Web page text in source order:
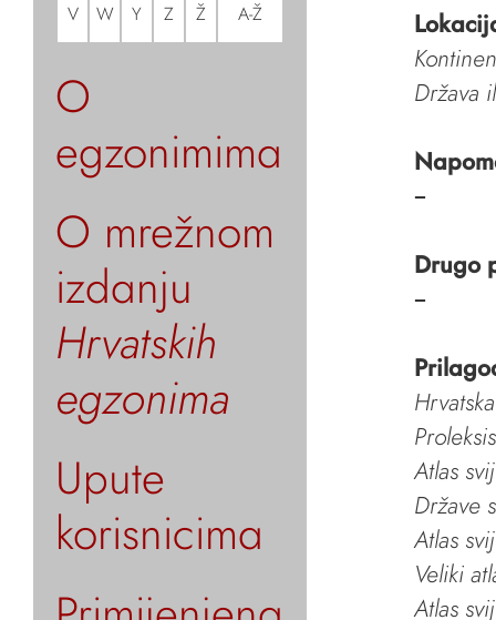
V W Y Z Ž A-Ž
O
egzonimima
O mrežnom
izdanju
Hrvatskih
egzonima
Upute
korisnicima
Država
–
Drugo
–
Atlas
Države
Atlas
Veliki
Atlas